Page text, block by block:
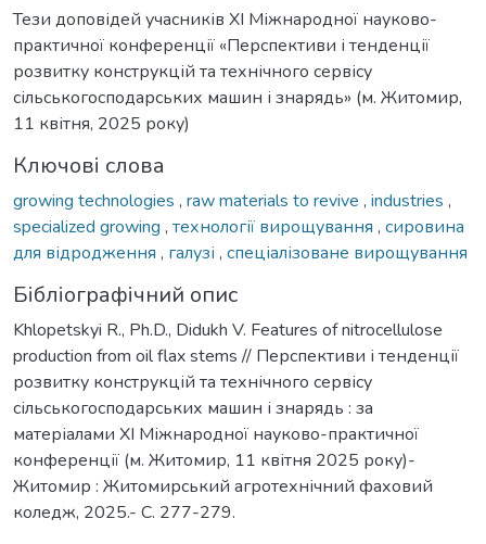
Тези доповідей учасників XI Міжнародної науково-
практичної конференції «Перспективи і тенденції
розвитку конструкцій та технічного сервісу
сільськогосподарських машин і знарядь» (м. Житомир,
11 квітня, 2025 року)
Ключові слова
growing technologies , raw materials to revive , industries ,
specialized growing , технології вирощування , сировина
для відродження , галузі , спеціалізоване вирощування
Бібліографічний опис
Khlopetskyi R., Ph.D., Didukh V. Features of nitrocellulose
production from oil flax stems // Перспективи і тенденції
розвитку конструкцій та технічного сервісу
сільськогосподарських машин і знарядь : за
матеріалами XI Міжнародної науково-практичної
конференції (м. Житомир, 11 квітня 2025 року)-
Житомир : Житомирський агротехнічний фаховий
коледж, 2025.- С. 277-279.